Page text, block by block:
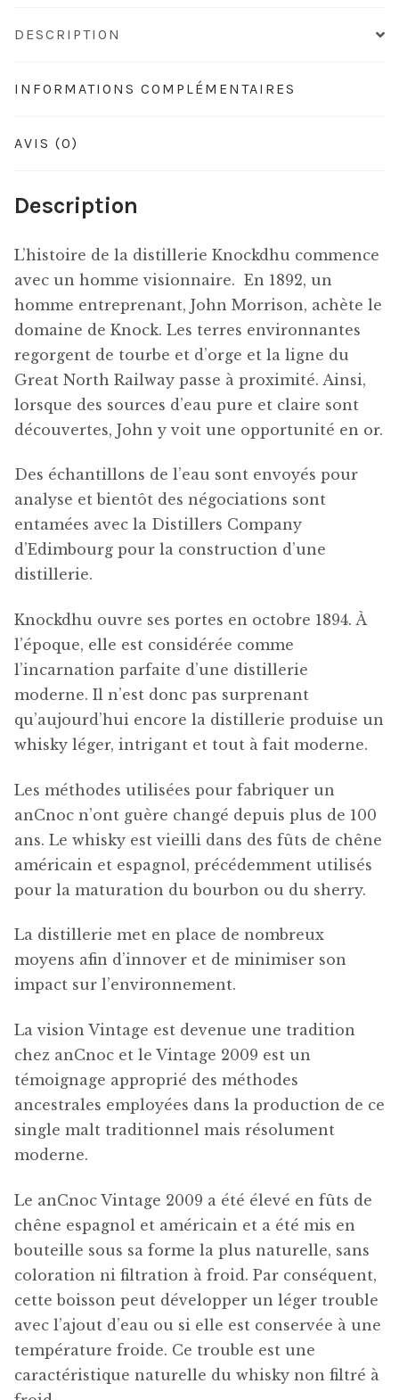
DESCRIPTION
INFORMATIONS COMPLÉMENTAIRES
AVIS (0)
Description
L’histoire de la distillerie Knockdhu commence
avec un homme visionnaire. En 1892, un
homme entreprenant, John Morrison, achète le
domaine de Knock. Les terres environnantes
regorgent de tourbe et d’orge et la ligne du
Great North Railway passe à proximité. Ainsi,
lorsque des sources d’eau pure et claire sont
découvertes, John y voit une opportunité en or.
Des échantillons de l’eau sont envoyés pour
analyse et bientôt des négociations sont
entamées avec la Distillers Company
d’Edimbourg pour la construction d’une
distillerie.
Knockdhu ouvre ses portes en octobre 1894. À
l’époque, elle est considérée comme
l’incarnation parfaite d’une distillerie
moderne. Il n’est donc pas surprenant
qu’aujourd’hui encore la distillerie produise un
whisky léger, intrigant et tout à fait moderne.
Les méthodes utilisées pour fabriquer un
anCnoc n’ont guère changé depuis plus de 100
ans. Le whisky est vieilli dans des fûts de chêne
américain et espagnol, précédemment utilisés
pour la maturation du bourbon ou du sherry.
La distillerie met en place de nombreux
moyens afin d’innover et de minimiser son
impact sur l’environnement.
La vision Vintage est devenue une tradition
chez anCnoc et le Vintage 2009 est un
témoignage approprié des méthodes
ancestrales employées dans la production de ce
single malt traditionnel mais résolument
moderne.
Le anCnoc Vintage 2009 a été élevé en fûts de
chêne espagnol et américain et a été mis en
bouteille sous sa forme la plus naturelle, sans
coloration ni filtration à froid. Par conséquent,
cette boisson peut développer un léger trouble
avec l’ajout d’eau ou si elle est conservée à une
température froide. Ce trouble est une
caractéristique naturelle du whisky non filtré à